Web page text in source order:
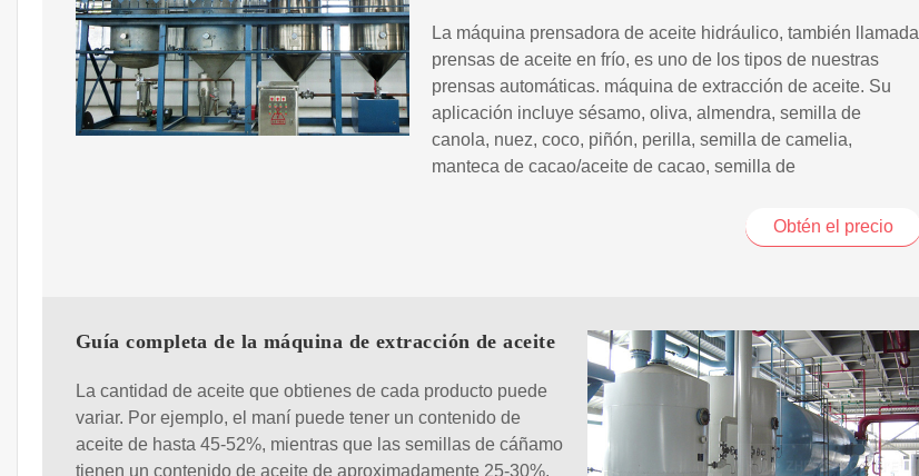
La máquina prensadora de aceite hidráulico, también llamada
prensas de aceite en frío, es uno de los tipos de nuestras
prensas automáticas. máquina de extracción de aceite. Su
aplicación incluye sésamo, oliva, almendra, semilla de
canola, nuez, coco, piñón, perilla, semilla de camelia,
manteca de cacao/aceite de cacao, semilla de
Obtén el precio
Guía completa de la máquina de extracción de aceite
La cantidad de aceite que obtienes de cada producto puede
variar. Por ejemplo, el maní puede tener un contenido de
aceite de hasta 45-52%, mientras que las semillas de cáñamo
tienen un contenido de aceite de aproximadamente 25-30%.